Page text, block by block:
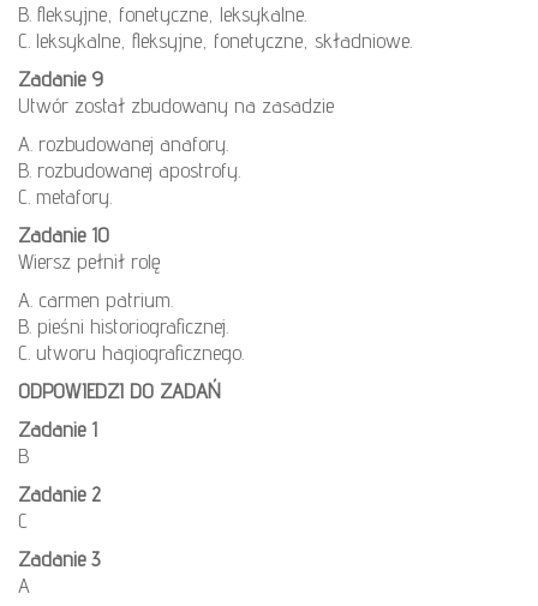
B. fleksyjne, fonetyczne, leksykalne.
C. leksykalne, fleksyjne, fonetyczne, składniowe.
Zadanie 9
Utwór został zbudowany na zasadzie
A. rozbudowanej anafory.
B. rozbudowanej apostrofy.
C. metafory.
Zadanie 10
Wiersz pełnił rolę
A. carmen patrium.
B. pieśni historiograficznej.
C. utworu hagiograficznego.
ODPOWIEDZI DO ZADAŃ
Zadanie 1
B
Zadanie 2
C
Zadanie 3
A